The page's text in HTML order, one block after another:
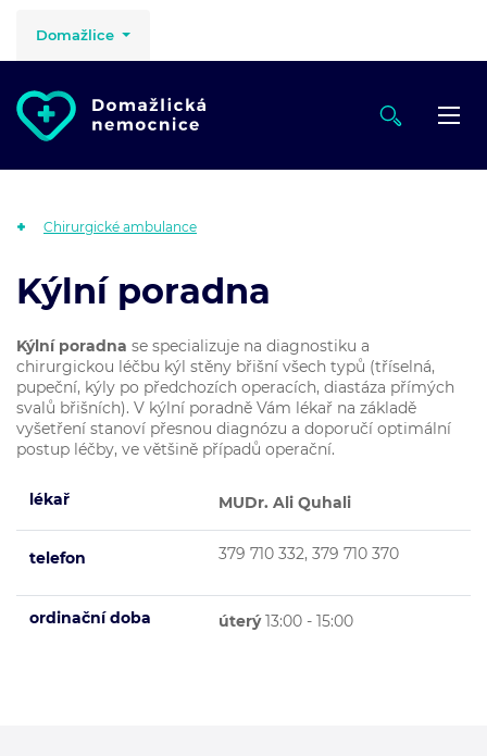
Domažlice
Chirurgické ambulance
Kýlní poradna
Kýlní poradna se specializuje na diagnostiku a
chirurgickou léčbu kýl stěny břišní všech typů (tříselná,
pupeční, kýly po předchozích operacích, diastáza přímých
svalů břišních). V kýlní poradně Vám lékař na základě
vyšetření stanoví přesnou diagnózu a doporučí optimální
postup léčby, ve většině případů operační.
lékař MUDr. Ali Quhali
telefon 379 710 332, 379 710 370
ordinační doba úterý13:00 - 15:00